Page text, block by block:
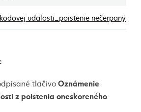
udalosti_poistenie nečerpaných
tlačivoOznámenie
z poistenia oneskoreného